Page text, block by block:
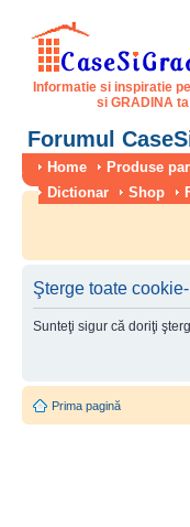
Informatie si inspiratie
si GRADINA
Forumul
Home Produse
Dictionar
Shop
Şterge toate
Sunteţi sigur că doriţi
Prima pagină